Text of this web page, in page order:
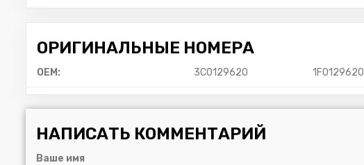
ОРИГИНАЛЬНЫЕ НОМЕРА
OEM: 3C0129620 1F0129620
НАПИСАТЬ КОММЕНТАРИЙ
Ваше имя